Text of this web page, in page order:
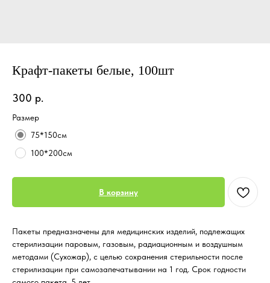
Крафт-пакеты белые, 100шт
300 р.
Размер
75*150см
100*200см
В корзину
Пакеты предназначены для медицинских изделий, подлежащих
стерилизации паровым, газовым, радиационным и воздушным
методами (Сухожар), с целью сохранения стерильности после
стерилизации при самозапечатывании на 1 год. Срок годности